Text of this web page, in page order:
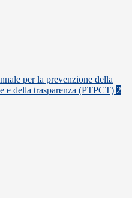
per la prevenzione della
e della trasparenza (PTPCT) 2